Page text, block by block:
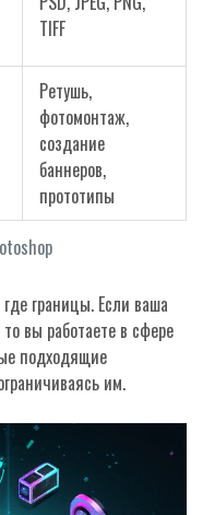
TIFF
Ретушь,
фотомонтаж,
создание
баннеров,
прототипы
границы. Если ваша
вы работаете в сфере
подходящие
им.